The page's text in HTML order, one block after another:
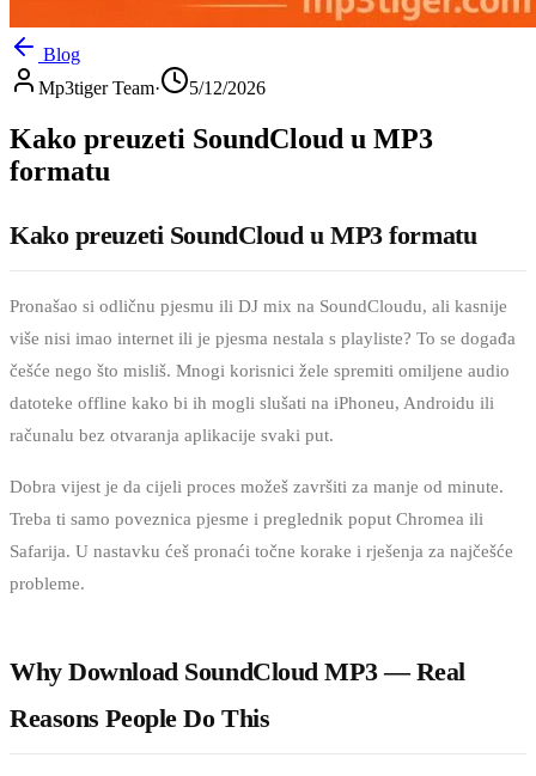
Blog
Mp3tiger Team· 5/12/2026
Kako preuzeti SoundCloud u MP3
formatu
Kako preuzeti SoundCloud u MP3 formatu
Pronašao si odličnu pjesmu ili DJ mix na SoundCloudu, ali kasnije
više nisi imao internet ili je pjesma nestala s playliste? To se događa
češće nego što misliš. Mnogi korisnici žele spremiti omiljene audio
datoteke offline kako bi ih mogli slušati na iPhoneu, Androidu ili
računalu bez otvaranja aplikacije svaki put.
Dobra vijest je da cijeli proces možeš završiti za manje od minute.
Treba ti samo poveznica pjesme i preglednik poput Chromea ili
Safarija. U nastavku ćeš pronaći točne korake i rješenja za najčešće
probleme.
Why Download SoundCloud MP3 — Real
Reasons People Do This